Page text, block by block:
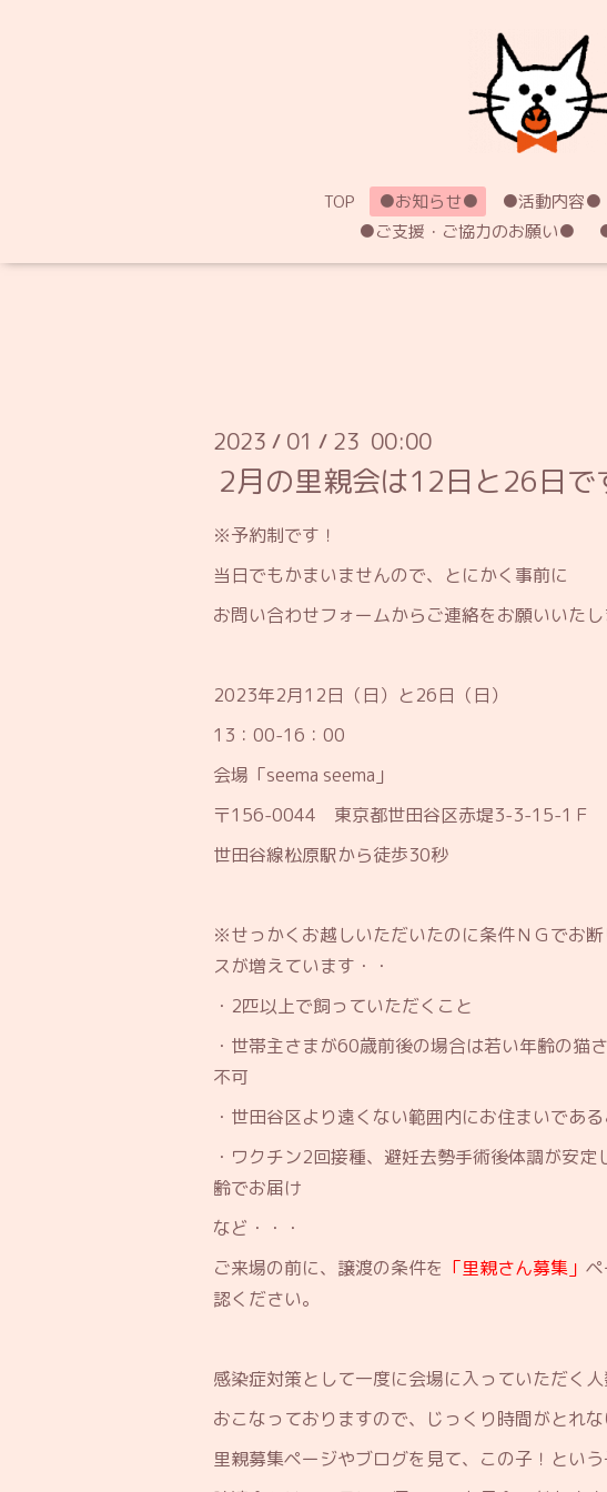
TOP ●お知らせ● ●活動内容●
●ご支援・ご協力のお願い●
2023 / 01 / 23 00:00
2月の里親会は12日と26日で
※予約制です！
当日でもかまいませんので、とにかく事前に
お問い合わせフォームからご連絡をお願いいたし
2023年2月12日（日）と26日（日）
13：00-16：00
会場「seema seema」
〒156-0044 東京都世田谷区赤堤3-3-15-1Ｆ
世田谷線松原駅から徒歩30秒
※せっかくお越しいただいたのに条件ＮＧでお
スが増えています・・
・2匹以上で飼っていただくこと
・世帯主さまが60歳前後の場合は若い年齢の猫
不可
・世田谷区より遠くない範囲内にお住まいである
・ワクチン2回接種、避妊去勢手術後体調が安定
齢でお届け
など・・・
ご来場の前に、譲渡の条件を 「里親さん募集」
認ください。
感染症対策として一度に会場に入っていただく
おこなっておりますので、じっくり時間がとれ
里親募集ページやブログを見て、この子！とい